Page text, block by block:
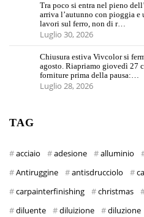
Tra poco si entra nel pieno
arriva l’autunno con pioggia
lavori sul ferro, non di r…
Luglio 30, 2026
Chiusura estiva Vivcolor si
agosto. Riapriamo giovedì 27
forniture prima della pausa:…
Luglio 28, 2026
TAG
acciaio adesione alluminio
Antiruggine
antisdrucciolo
carpainterfinishing
christmas
diluente
diluizione diluzione